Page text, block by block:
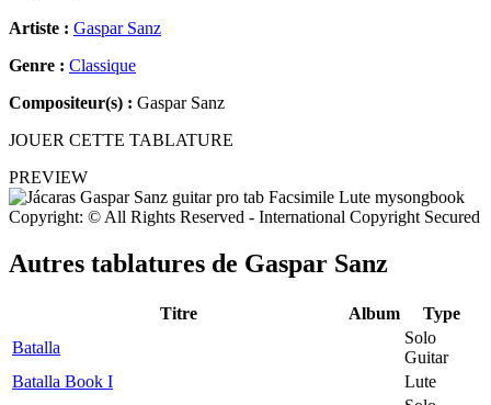
Artiste : Gaspar Sanz
Genre : Classique
Compositeur(s) : Gaspar Sanz
JOUER CETTE TABLATURE
PREVIEW
Copyright: © All Rights Reserved - International Copyright Secured
Autres tablatures de Gaspar Sanz
Titre Album
Type
Batalla
Solo
Guitar
Batalla Book I
Lute